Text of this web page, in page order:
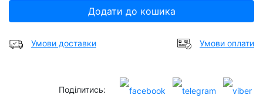
Додати до кошика
Умови доставки Умови оплати
Поділитись: